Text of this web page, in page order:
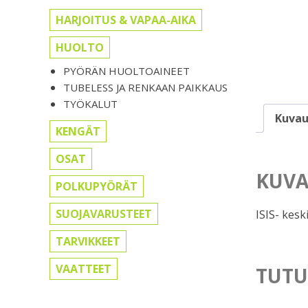
HARJOITUS & VAPAA-AIKA
HUOLTO
PYÖRÄN HUOLTOAINEET
TUBELESS JA RENKAAN PAIKKAUS
TYÖKALUT
KENGÄT
OSAT
POLKUPYÖRÄT
SUOJAVARUSTEET
TARVIKKEET
VAATTEET
ISIS-